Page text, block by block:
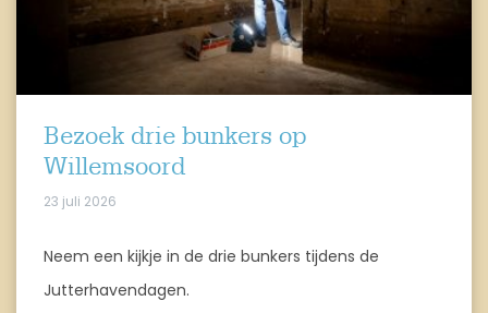
Bezoek drie bunkers op
Willemsoord
23 juli 2026
Neem een kijkje in de drie bunkers tijdens de
Jutterhavendagen.